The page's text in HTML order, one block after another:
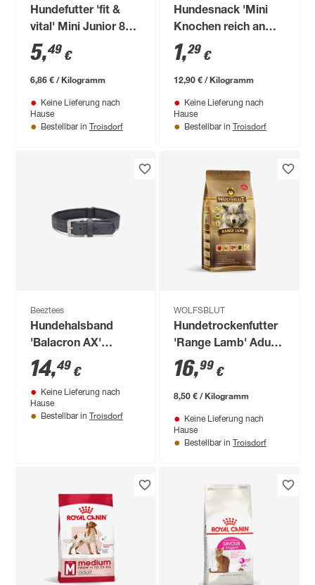
Hundefutter 'fit &
vital' Mini Junior 800
g
5,49 €
6,86 € / Kilogramm
Keine Lieferung nach
Hause
Bestellbar in Troisdorf
Hundesnack 'Mini
Knochen reich an
Geflügel' 100 g
1,29 €
12,90 € / Kilogramm
Keine Lieferung nach
Hause
Bestellbar in Troisdorf
Beeztees
Hundehalsband
'Balacron AX'
Kunstleder schwarz
52-62 x 3 cm
14,49 €
Keine Lieferung nach
Hause
Bestellbar in Troisdorf
WOLFSBLUT
Hundetrockenfutter
'Range Lamb' Adult
Lamm 2 kg
16,99 €
8,50 € / Kilogramm
Keine Lieferung nach
Hause
Bestellbar in Troisdorf